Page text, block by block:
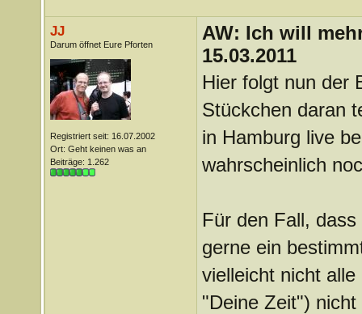
JJ
Darum öffnet Eure Pforten
Registriert seit: 16.07.2002
Ort: Geht keinen was an
Beiträge: 1.262
AW: Ich will
15.03.2011
Hier folgt nun der
Stückchen daran
in Hamburg live
wahrscheinlich
Für den Fall,
gerne ein
vielleicht nicht
"Deine Zeit")